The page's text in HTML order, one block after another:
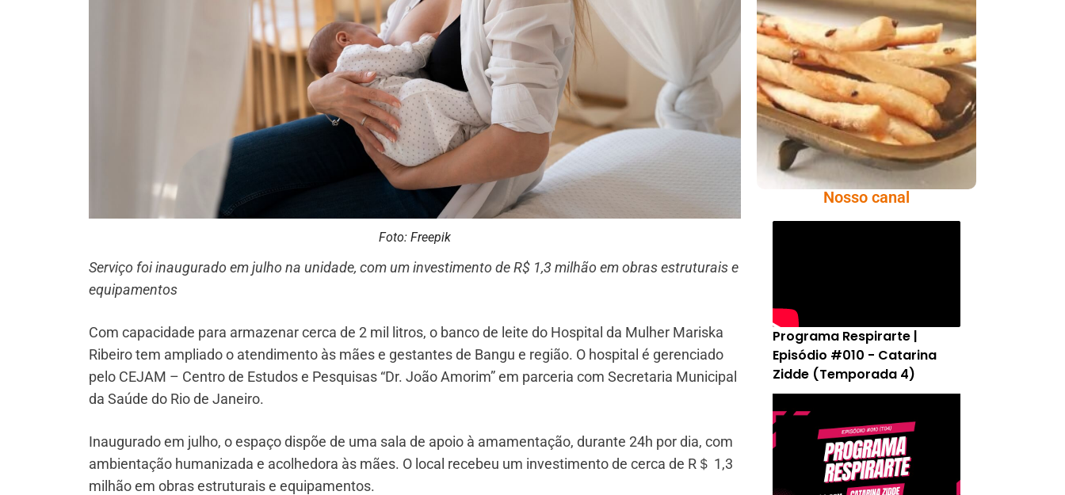
Foto: Freepik
Serviço foi inaugurado em julho na unidade, com um investimento de R$ 1,3 milhão em obras estruturais e
equipamentos
Com capacidade para armazenar cerca de 2 mil litros, o banco de leite do Hospital da Mulher Mariska
Ribeiro tem ampliado o atendimento às mães e gestantes de Bangu e região. O hospital é gerenciado
pelo CEJAM – Centro de Estudos e Pesquisas “Dr. João Amorim” em parceria com Secretaria Municipal
da Saúde do Rio de Janeiro.
Inaugurado em julho, o espaço dispõe de uma sala de apoio à amamentação, durante 24h por dia, com
ambientação humanizada e acolhedora às mães. O local recebeu um investimento de cerca de R＄ 1,3
milhão em obras estruturais e equipamentos.
Comer Bem:
Palitinhos De Cebola
E Salsa
Nosso canal
Programa Respirarte |
Episódio #010 - Catarina
Zidde (Temporada 4)